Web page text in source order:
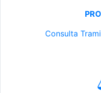
Consulta